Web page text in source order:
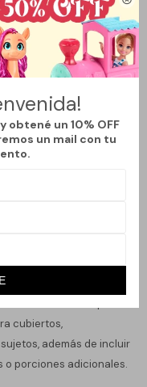
un 10% OFF
un mail con tu
envío
con tres espacios
cubiertos,
además de incluir
o porciones adicionales.